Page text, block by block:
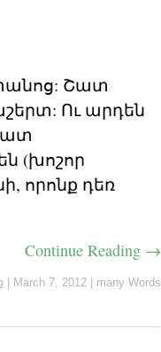
Շատ
Ու արդեն
(խոշոր
որոնք դեռ
Continue Reading →
March 7, 2012 many Words